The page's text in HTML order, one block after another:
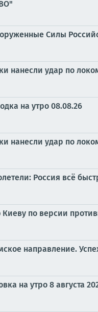
Силы
нанесли удар по
на утро 08.08.26
нанесли удар по
Россия всё
по версии
направление.
на утро 8 августа